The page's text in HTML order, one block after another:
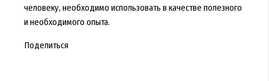
человеку, необходимо использовать в качестве полезного
и необходимого опыта.
Поделиться